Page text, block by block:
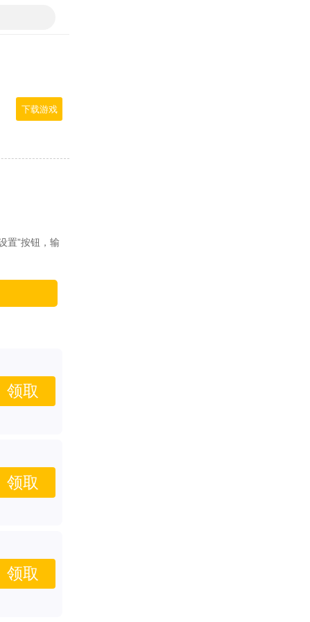
下载游戏
置”按钮，输
领取
领取
领取